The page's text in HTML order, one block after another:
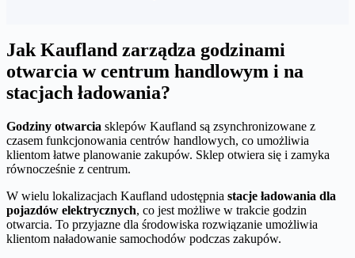
Jak Kaufland zarządza godzinami
otwarcia w centrum handlowym i na
stacjach ładowania?
Godziny otwarcia sklepów Kaufland są zsynchronizowane z
czasem funkcjonowania centrów handlowych, co umożliwia
klientom łatwe planowanie zakupów. Sklep otwiera się i zamyka
równocześnie z centrum.
W wielu lokalizacjach Kaufland udostępnia stacje ładowania dla
pojazdów elektrycznych, co jest możliwe w trakcie godzin
otwarcia. To przyjazne dla środowiska rozwiązanie umożliwia
klientom naładowanie samochodów podczas zakupów.